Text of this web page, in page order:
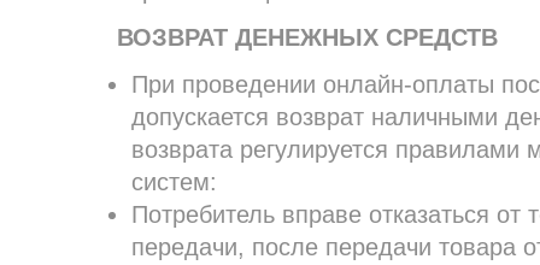
ВОЗВРАТ ДЕНЕЖНЫХ СРЕДСТВ
При проведении онлайн-оплаты
допускается возврат наличными
возврата регулируется
систем:
Потребитель вправе отказаться
передачи, после передачи товара